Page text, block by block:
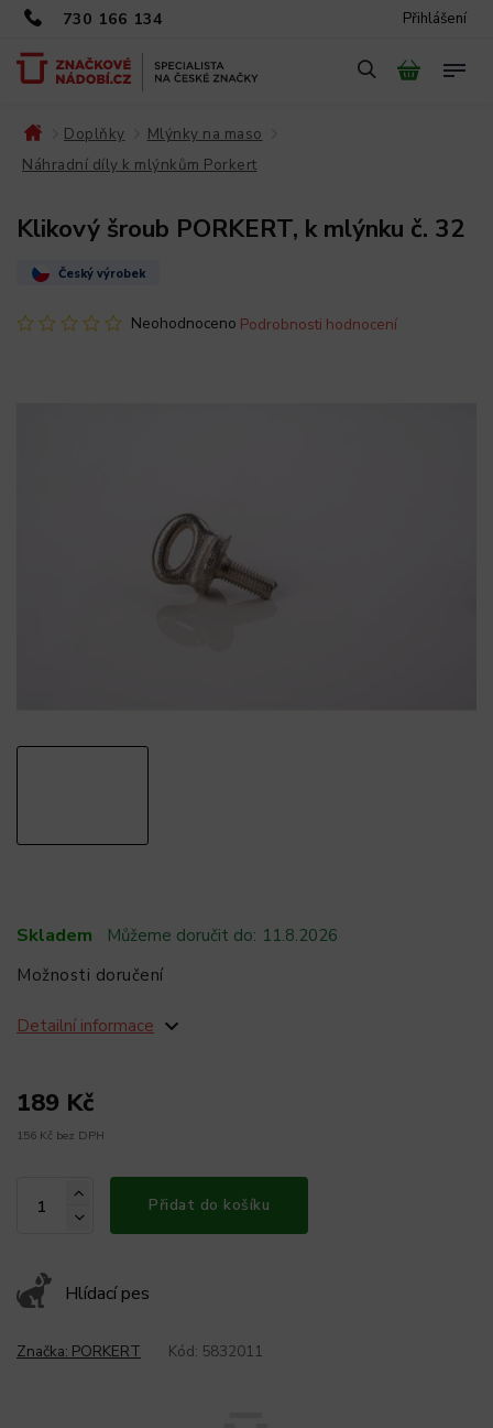
730 166 134 Přihlášení
Doplňky Mlýnky na maso
Náhradní díly k mlýnkům Porkert
Klikový šroub PORKERT, k mlýnku č. 32
Český výrobek
Neohodnoceno Podrobnosti hodnocení
Skladem Můžeme doručit do: 11.8.2026
Možnosti doručení
189 Kč
156 Kč bez DPH
Přidat do košíku
Hlídací pes
Detailní informace
Značka: PORKERT Kód: 5832011